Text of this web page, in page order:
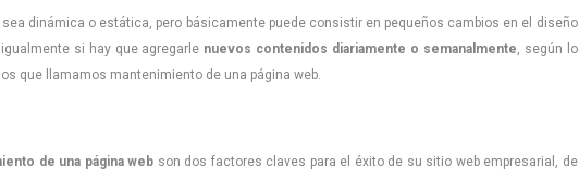
dinámica o estática, pero básicamente puede consistir en pequeños cambios en el diseño
si hay que agregarle nuevos contenidos diariamente o semanalmente, según lo
que llamamos mantenimiento de una página web.
de una página web son dos factores claves para el éxito de su sitio web empresarial, de